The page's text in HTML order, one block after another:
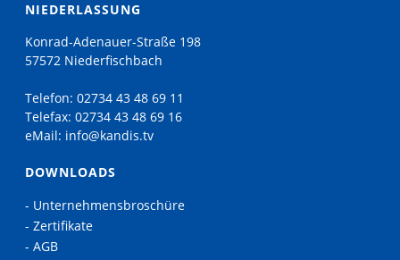
NIEDERLASSUNG
Konrad-Adenauer-Straße 198
57572 Niederfischbach
Telefon: 02734 43 48 69 11
Telefax: 02734 43 48 69 16
eMail: info@kandis.tv
DOWNLOADS
- Unternehmensbroschüre
- Zertifikate
- AGB